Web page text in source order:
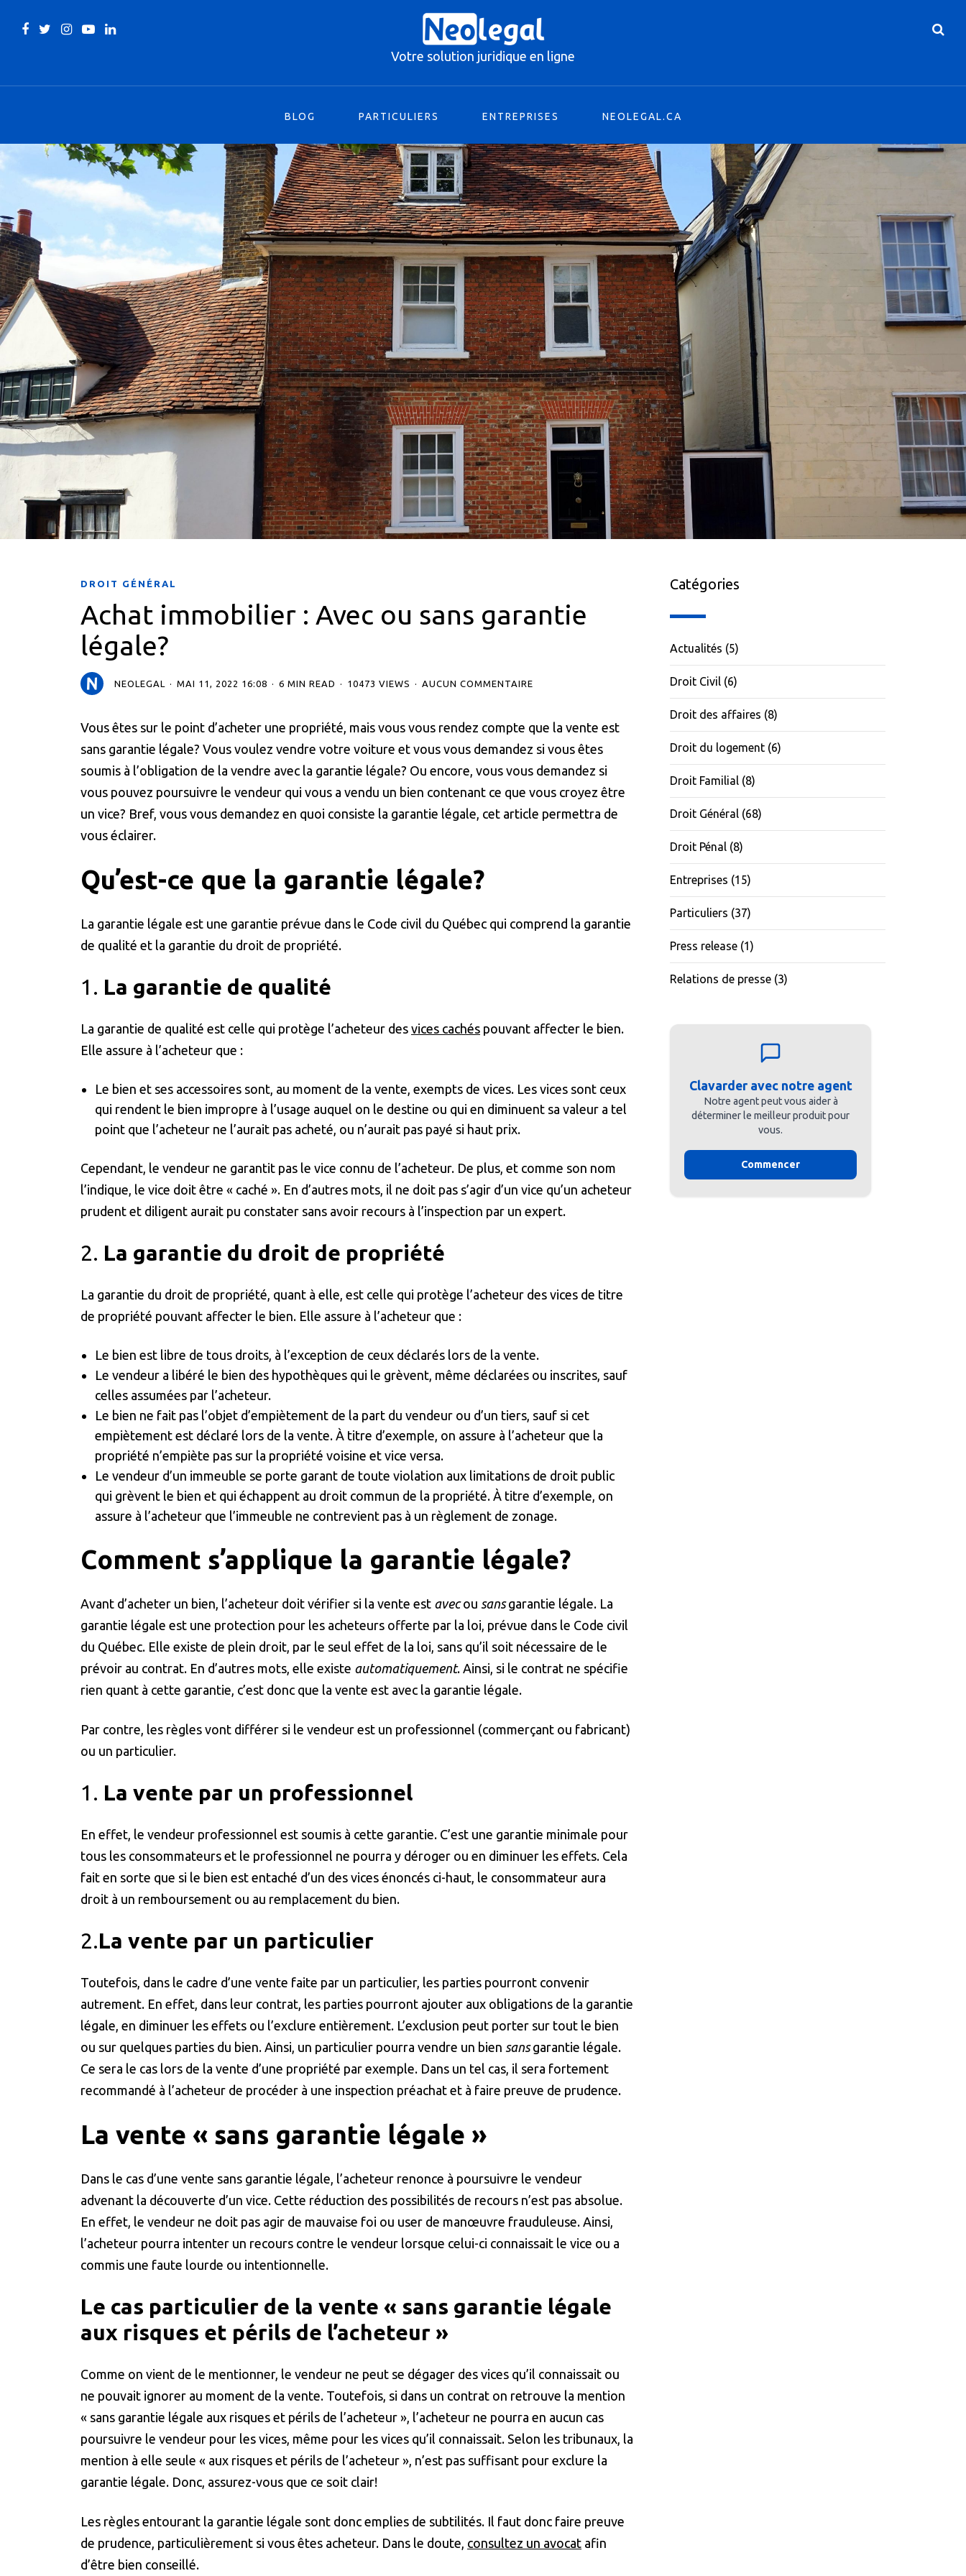
Votre solution juridique en ligne
BLOG PARTICULIERS ENTREPRISES NEOLEGAL.CA
PARTICULIERS ENTREPRISES
DROIT GÉNÉRAL
Achat immobilier : Avec ou sans garantie
légale?
NEOLEGAL MAI 11, 2022 16:08 6 MIN READ 10473 VIEWS AUCUN COMMENTAIRE
Vous êtes sur le point d’acheter une propriété, mais vous vous rendez compte que la vente est
sans garantie légale? Vous voulez vendre votre voiture et vous vous demandez si vous êtes
soumis à l’obligation de la vendre avec la garantie légale? Ou encore, vous vous demandez si
vous pouvez poursuivre le vendeur qui vous a vendu un bien contenant ce que vous croyez être
un vice? Bref, vous vous demandez en quoi consiste la garantie légale, cet article permettra de
vous éclairer.
Qu’est-ce que la garantie légale?
La garantie légale est une garantie prévue dans le Code civil du Québec qui comprend la garantie
de qualité et la garantie du droit de propriété.
1. La garantie de qualité
La garantie de qualité est celle qui protège l’acheteur des vices cachés pouvant affecter le bien.
Elle assure à l’acheteur que :
Le bien et ses accessoires sont, au moment de la vente, exempts de vices. Les vices sont ceux
qui rendent le bien impropre à l’usage auquel on le destine ou qui en diminuent sa valeur a tel
point que l’acheteur ne l’aurait pas acheté, ou n’aurait pas payé si haut prix.
Cependant, le vendeur ne garantit pas le vice connu de l’acheteur. De plus, et comme son nom
l’indique, le vice doit être « caché ». En d’autres mots, il ne doit pas s’agir d’un vice qu’un acheteur
prudent et diligent aurait pu constater sans avoir recours à l’inspection par un expert.
2. La garantie du droit de propriété
La garantie du droit de propriété, quant à elle, est celle qui protège l’acheteur des vices de titre
de propriété pouvant affecter le bien. Elle assure à l’acheteur que :
Le bien est libre de tous droits, à l’exception de ceux déclarés lors de la vente.
Le vendeur a libéré le bien des hypothèques qui le grèvent, même déclarées ou inscrites, sauf
celles assumées par l’acheteur.
Le bien ne fait pas l’objet d’empiètement de la part du vendeur ou d’un tiers, sauf si cet
empiètement est déclaré lors de la vente. À titre d’exemple, on assure à l’acheteur que la
propriété n’empiète pas sur la propriété voisine et vice versa.
Le vendeur d’un immeuble se porte garant de toute violation aux limitations de droit public
qui grèvent le bien et qui échappent au droit commun de la propriété. À titre d’exemple, on
assure à l’acheteur que l’immeuble ne contrevient pas à un règlement de zonage.
Comment s’applique la garantie légale?
Avant d’acheter un bien, l’acheteur doit vérifier si la vente est avecou sansgarantie légale. La
garantie légale est une protection pour les acheteurs offerte par la loi, prévue dans le Code civil
du Québec. Elle existe de plein droit, par le seul effet de la loi, sans qu’il soit nécessaire de le
prévoir au contrat. En d’autres mots, elle existe automatiquement. Ainsi, si le contrat ne spécifie
rien quant à cette garantie, c’est donc que la vente est avec la garantie légale.
Par contre, les règles vont différer si le vendeur est un professionnel (commerçant ou fabricant)
ou un particulier.
1. La vente par un professionnel
En effet, le vendeur professionnel est soumis à cette garantie. C’est une garantie minimale pour
tous les consommateurs et le professionnel ne pourra y déroger ou en diminuer les effets. Cela
fait en sorte que si le bien est entaché d’un des vices énoncés ci-haut, le consommateur aura
droit à un remboursement ou au remplacement du bien.
2.La vente par un particulier
Toutefois, dans le cadre d’une vente faite par un particulier, les parties pourront convenir
autrement. En effet, dans leur contrat, les parties pourront ajouter aux obligations de la garantie
légale, en diminuer les effets ou l’exclure entièrement. L’exclusion peut porter sur tout le bien
ou sur quelques parties du bien. Ainsi, un particulier pourra vendre un bien sansgarantie légale.
Ce sera le cas lors de la vente d’une propriété par exemple. Dans un tel cas, il sera fortement
recommandé à l’acheteur de procéder à une inspection préachat et à faire preuve de prudence.
La vente « sans garantie légale »
Dans le cas d’une vente sans garantie légale, l’acheteur renonce à poursuivre le vendeur
advenant la découverte d’un vice. Cette réduction des possibilités de recours n’est pas absolue.
En effet, le vendeur ne doit pas agir de mauvaise foi ou user de manœuvre frauduleuse. Ainsi,
l’acheteur pourra intenter un recours contre le vendeur lorsque celui-ci connaissait le vice ou a
commis une faute lourde ou intentionnelle.
Le cas particulier de la vente « sans garantie légale
aux risques et périls de l’acheteur »
Comme on vient de le mentionner, le vendeur ne peut se dégager des vices qu’il connaissait ou
ne pouvait ignorer au moment de la vente. Toutefois, si dans un contrat on retrouve la mention
« sans garantie légale aux risques et périls de l’acheteur », l’acheteur ne pourra en aucun cas
poursuivre le vendeur pour les vices, même pour les vices qu’il connaissait. Selon les tribunaux, la
mention à elle seule « aux risques et périls de l’acheteur », n’est pas suffisant pour exclure la
garantie légale. Donc, assurez-vous que ce soit clair!
Les règles entourant la garantie légale sont donc emplies de subtilités. Il faut donc faire preuve
de prudence, particulièrement si vous êtes acheteur. Dans le doute, consultez un avocat afin
d’être bien conseillé.
Catégories
Actualités (5)
Droit Civil (6)
Droit des affaires (8)
Droit du logement (6)
Droit Familial (8)
Droit Général (68)
Droit Pénal (8)
Entreprises (15)
Particuliers (37)
Press release (1)
Relations de presse (3)
Clavarder avec notre agent
Notre agent peut vous aider à
déterminer le meilleur produit pour
vous.
Commencer